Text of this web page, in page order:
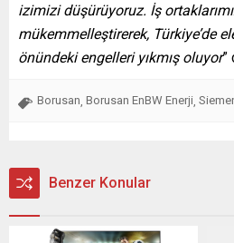
izimizi düşürüyoruz. İş
mükemmelleştirerek, Türkiye’de
önündeki engelleri yıkmış oluyor”
Borusan Borusan EnBW Enerji
Benzer Konular